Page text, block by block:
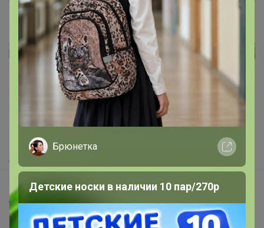
Как здесь все устроено?
Как сделать заказ?
Как получить?
Доставка
Шоурумы
Торговые марки
Наша команда
Брюнетка
Детские носки в наличии 10 пар/270р